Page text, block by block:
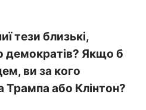
тези близькі,
демократів? Якщо б
ви за кого
Трампа або Клінтон?